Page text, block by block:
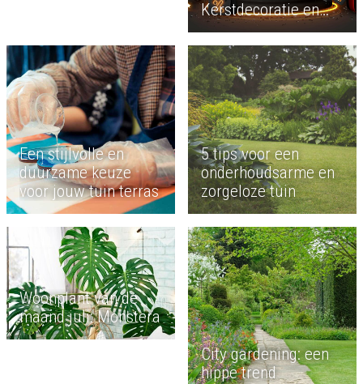
Kerstdecoratie en
Sfeervolle Verlichting
Een stijlvolle en
duurzame keuze
voor jouw tuin terras
5 tips voor een
onderhoudsarme en
zorgeloze tuin
Woonplant van de
maand juli: Monstera
City gardening: een
hippe trend